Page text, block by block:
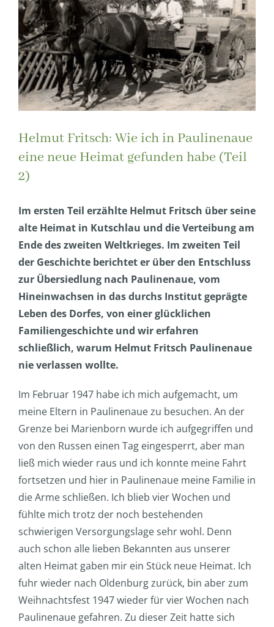
Helmut Fritsch: Wie ich in Paulinenaue
eine neue Heimat gefunden habe (Teil
2)
Im ersten Teil erzählte Helmut Fritsch über seine
alte Heimat in Kutschlau und die Verteibung am
Ende des zweiten Weltkrieges. Im zweiten Teil
der Geschichte berichtet er über den Entschluss
zur Übersiedlung nach Paulinenaue, vom
Hineinwachsen in das durchs Institut geprägte
Leben des Dorfes, von einer glücklichen
Familiengeschichte und wir erfahren
schließlich, warum Helmut Fritsch Paulinenaue
nie verlassen wollte.
Im Februar 1947 habe ich mich aufgemacht, um
meine Eltern in Paulinenaue zu besuchen. An der
Grenze bei Marienborn wurde ich aufgegriffen und
von den Russen einen Tag eingesperrt, aber man
ließ mich wieder raus und ich konnte meine Fahrt
fortsetzen und hier in Paulinenaue meine Familie in
die Arme schließen. Ich blieb vier Wochen und
fühlte mich trotz der noch bestehenden
schwierigen Versorgungslage sehr wohl. Denn
auch schon alle lieben Bekannten aus unserer
alten Heimat gaben mir ein Stück neue Heimat. Ich
fuhr wieder nach Oldenburg zurück, bin aber zum
Weihnachtsfest 1947 wieder für vier Wochen nach
Paulinenaue gefahren. Zu dieser Zeit hatte sich